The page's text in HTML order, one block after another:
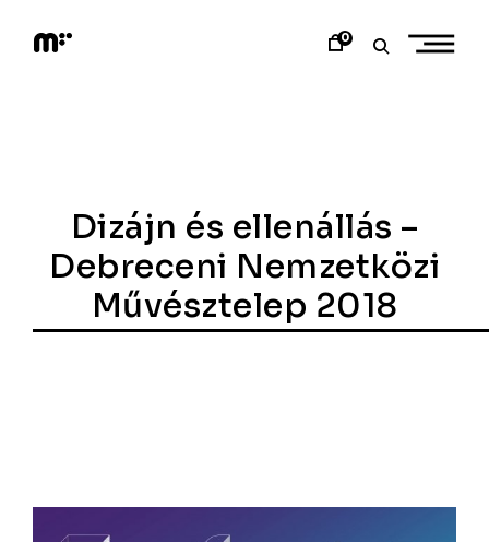
content
0
Dizájn és ellenállás –
Debreceni Nemzetközi
Művésztelep 2018